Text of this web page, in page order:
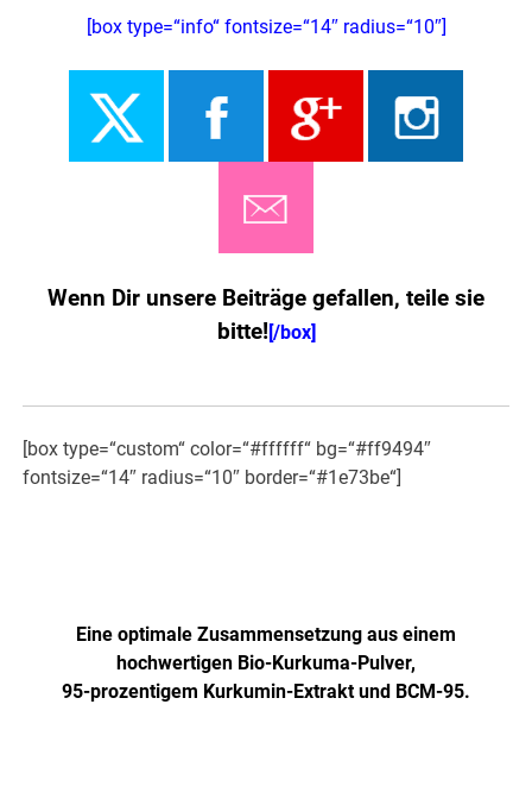
[box type=“info“ fontsize=“14″ radius=“10″]
Wenn Dir unsere Beiträge gefallen, teile sie
bitte! [/box]
[box type=“custom“ color=“#ffffff“ bg=“#ff9494″
fontsize=“14″ radius=“10″ border=“#1e73be“]
Eine optimale Zusammensetzung aus einem
hochwertigen Bio-Kurkuma-Pulver,
95-prozentigem Kurkumin-Extrakt und BCM-95.